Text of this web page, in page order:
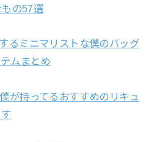
の57選
るミニマリストな僕のバッグ
ムまとめ
が持ってるおすすめのリキュ